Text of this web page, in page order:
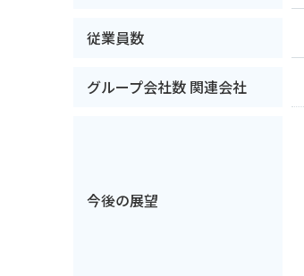
従業員数
グループ会社数 関連会社
今後の展望